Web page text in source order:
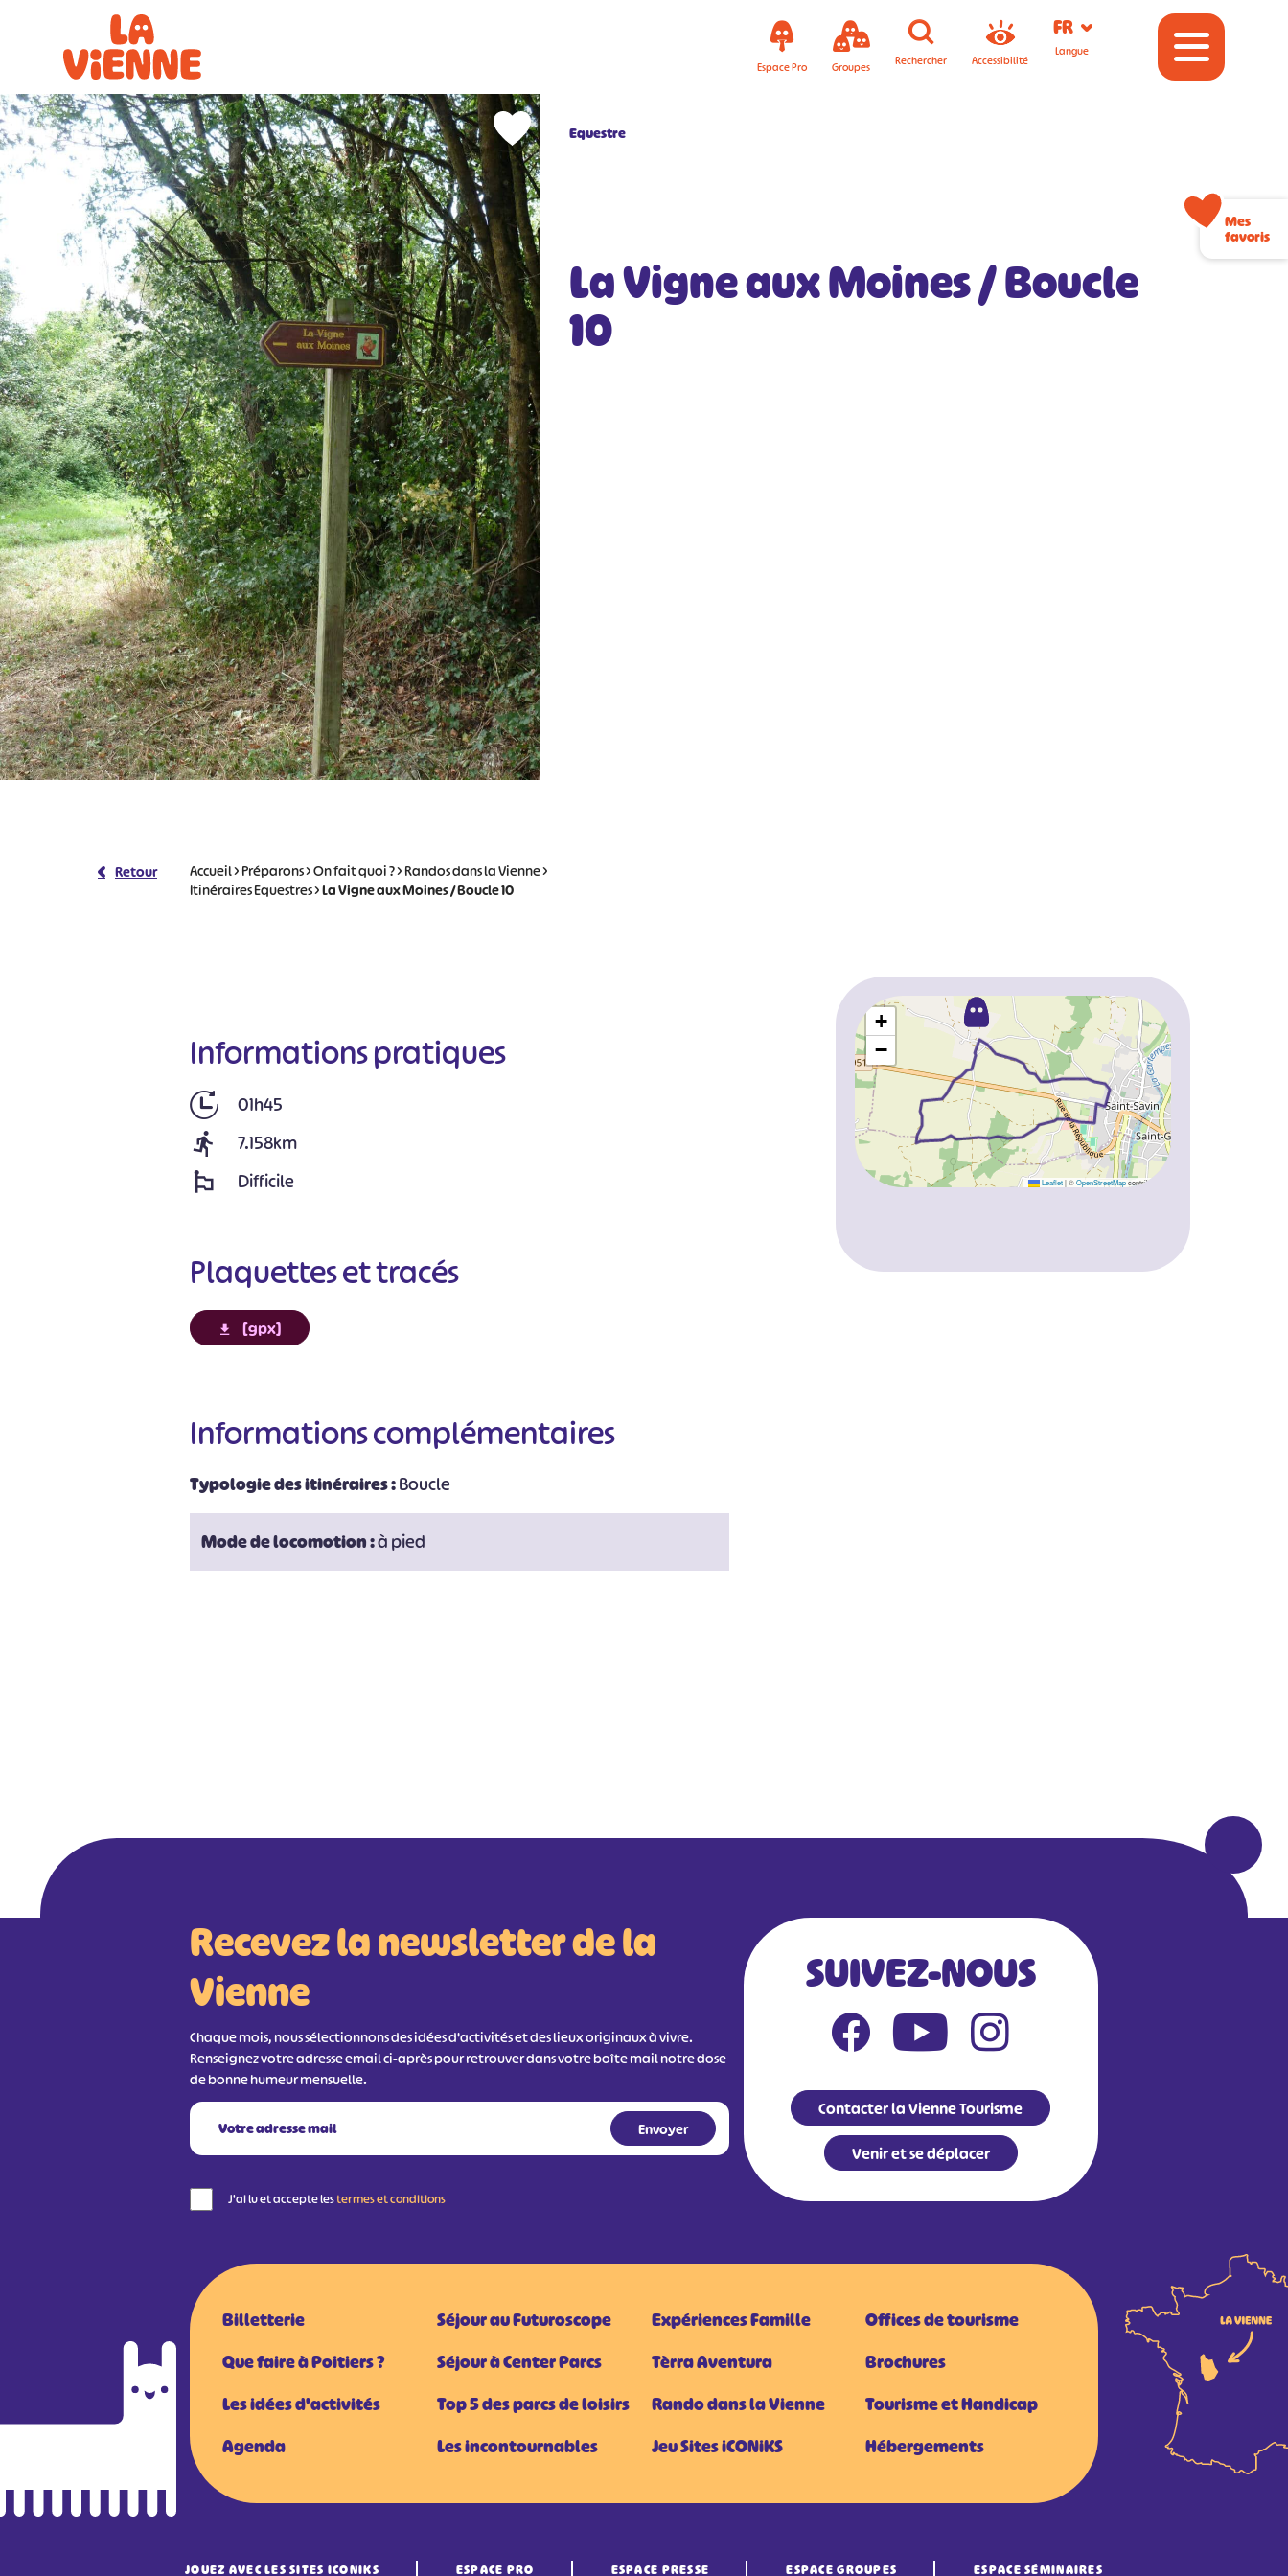
Espace Pro Groupes Rechercher Accessibilité
FR
Langue
Equestre
La Vigne aux Moines / Boucle
10
Retour Accueil>Préparons>On fait quoi ?>Randos dans la Vienne>
Itinéraires Equestres>La Vigne aux Moines / Boucle 10
Informations pratiques
01h45
7.158km
Difficile
Plaquettes et tracés
[gpx]
Informations complémentaires
Typologie des itinéraires :Boucle
Mode de locomotion :à pied
+
−
Leaflet|©OpenStreetMapcontributors
Recevez la newsletter de la
Vienne
Chaque mois, nous sélectionnons des idées d'activités et des lieux originaux à vivre.
Renseignez votre adresse email ci-après pour retrouver dans votre boîte mail notre dose
de bonne humeur mensuelle.
J'ai lu et accepte lestermes et conditions
SUIVEZ-NOUS
Contacter la Vienne Tourisme
Venir et se déplacer
Billetterie
Que faire à Poitiers ?
Les idées d'activités
Agenda
Séjour au Futuroscope
Séjour à Center Parcs
Top 5 des parcs de loisirs
Les incontournables
Expériences Famille
Tèrra Aventura
Rando dans la Vienne
Jeu Sites iCONiKS
Offices de tourisme
Brochures
Tourisme et Handicap
Hébergements
JOUEZ AVEC LES SITES ICONIKS ESPACE PRO ESPACE PRESSE ESPACE GROUPES ESPACE SÉMINAIRES
# # # # #
Mes
favoris
Panneau de gestion des cookies